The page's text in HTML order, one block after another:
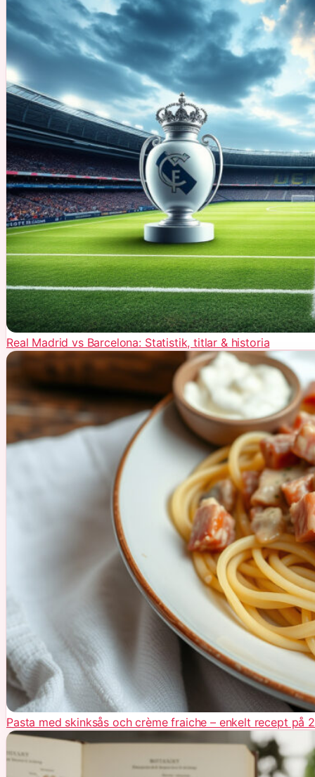
Real Madrid vs Barcelona: Statistik, titlar & historia
Pasta med skinksås och crème fraiche – enkelt recept på